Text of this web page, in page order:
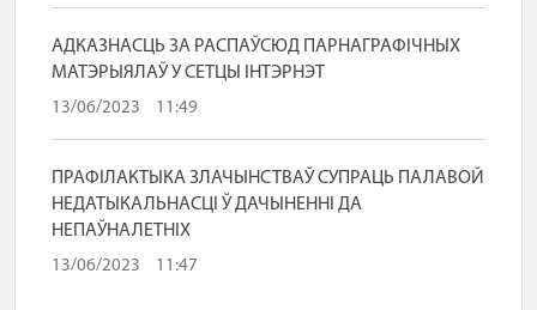
АДКАЗНАСЦЬ ЗА РАСПАЎСЮД ПАРНАГРАФІЧНЫХ
МАТЭРЫЯЛАЎ У СЕТЦЫ ІНТЭРНЭТ
13/06/2023 11:49
ПРАФІЛАКТЫКА ЗЛАЧЫНСТВАЎ СУПРАЦЬ ПАЛАВОЙ
НЕДАТЫКАЛЬНАСЦІ Ў ДАЧЫНЕННІ ДА
НЕПАЎНАЛЕТНІХ
13/06/2023 11:47